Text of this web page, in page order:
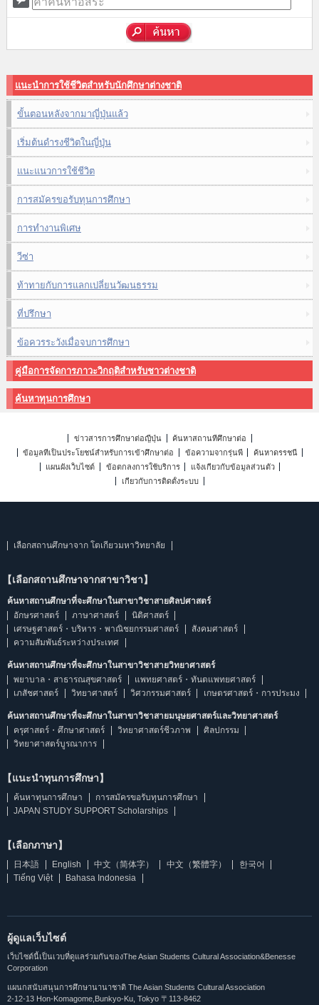
แนะนำการใช้ชีวิตสำหรับนักศึกษาต่างชาติ
ขั้นตอนหลังจากมาญี่ปุ่นแล้ว
เริ่มต้นดำรงชีวิตในญี่ปุ่น
แนะแนวการใช้ชีวิต
การสมัครขอรับทุนการศึกษา
การทำงานพิเศษ
วีซ่า
ท้าทายกับการแลกเปลี่ยนวัฒนธรรม
ที่ปรึกษา
ข้อควรระวังเมื่อจบการศึกษา
คู่มือการจัดการภาวะวิกฤติสำหรับชาวต่างชาติ
ค้นหาทุนการศึกษา
ข่าวสารการศึกษาต่อญี่ปุ่น
ค้นหาสถานที่ศึกษาต่อ
ข้อมูลที่เป็นประโยชน์สำหรับการเข้าศึกษาต่อ
ข้อความจากรุ่นพี่
ค้นหาดรรชนี
แผนผังเว็บไซต์
ข้อตกลงการใช้บริการ
แจ้งเกี่ยวกับข้อมูลส่วนตัว
เกี่ยวกับการติดตั้งระบบ
เลือกสถานศึกษาจาก โตเกียวมหาวิทยาลัย
【เลือกสถานศึกษาจากสาขาวิชา】
ค้นหาสถานศึกษาที่จะศึกษาในสาขาวิชาสายศิลปศาสตร์
อักษรศาสตร์
ภาษาศาสตร์
นิติศาสตร์
เศรษฐศาสตร์・บริหาร・พาณิชยกรรมศาสตร์
สังคมศาสตร์
ความสัมพันธ์ระหว่างประเทศ
ค้นหาสถานศึกษาที่จะศึกษาในสาขาวิชาสายวิทยาศาสตร์
พยาบาล・สาธารณสุขศาสตร์
แพทยศาสตร์・ทันตแพทยศาสตร์
เภสัชศาสตร์
วิทยาศาสตร์ วิศวกรรมศาสตร์ เกษตรศาสตร์・การประมง
ค้นหาสถานศึกษาที่จะศึกษาในสาขาวิชาสายมนุษยศาสตร์และวิทยาศาสตร์
ครุศาสตร์・ศึกษาศาสตร์
วิทยาศาสตร์ชีวภาพ
ศิลปกรรม
วิทยาศาสตร์บูรณาการ
【แนะนำทุนการศึกษา】
ค้นหาทุนการศึกษา
การสมัครขอรับทุนการศึกษา
JAPAN STUDY SUPPORT Scholarships
【เลือกภาษา】
日本語 English 中文（简体字） 中文（繁體字）
한국어
Tiếng Việt
Bahasa Indonesia
ผู้ดูแลเว็บไซต์
เว็บไซต์นี้เป็นเวบที่ดูแลร่วมกันของThe Asian Students Cultural Association&Benesse
Corporation
แผนกสนับสนุนการศึกษานานาชาติ The Asian Students Cultural Association
2-12-13 Hon-Komagome,Bunkyo-Ku, Tokyo 〒113-8462